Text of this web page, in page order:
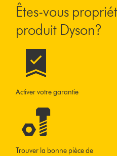
Êtes-vous
produit Dyson?
Activer votre garantie
Trouver la bonne pièce de